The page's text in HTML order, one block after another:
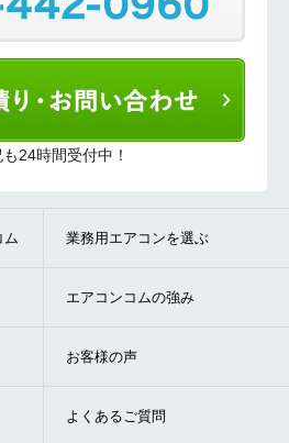
24時間受付中！
ム 業務用エアコンを選ぶ
エアコンコムの強み
お客様の声
よくあるご質問